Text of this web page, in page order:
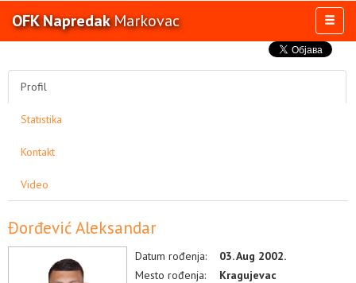
OFK NapredakMarkovac
MULTIMEDIJA
Profil
Statistika
Kontakt
Video
Đorđević Aleksandar
Datum rođenja:
03. Aug 2002.
Mesto rođenja:
Kragujevac